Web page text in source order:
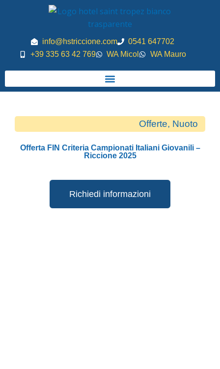
info@hstriccione.com
0541 647702
+39 335 63 42 769
WA Micol WA Mauro
Offerte, Nuoto
Offerta FIN Criteria Campionati Italiani Giovanili –
Riccione 2025
Richiedi informazioni